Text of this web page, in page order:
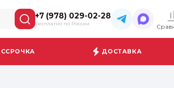
+7 (978) 029-02-28
Бесплатно по России
ДОСТАВКА